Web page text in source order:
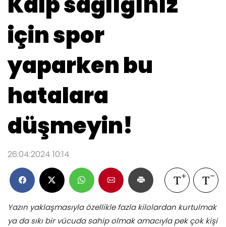
için spor
yaparken bu
hatalara
düşmeyin!
26:04:2024 10:14
Yazın yaklaşmasıyla özellikle fazla kilolardan kurtulmak
ya da sıkı bir vücuda sahip olmak amacıyla pek çok kişi